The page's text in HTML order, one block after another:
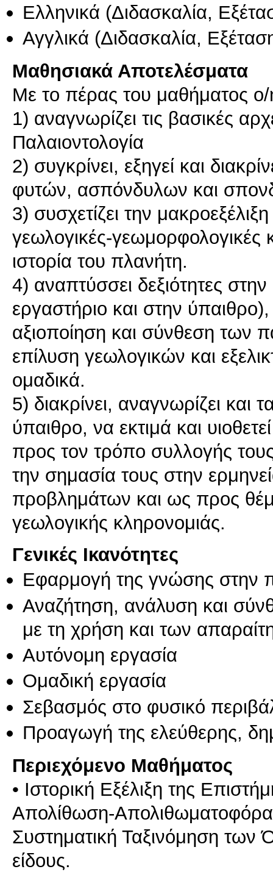
Ελληνικά (Διδασκαλία,
Αγγλικά (Διδασκαλία,
Μαθησιακά Αποτελέσματα
Με το πέρας του μαθήματος ο/
1) αναγνωρίζει τις βασικές
Παλαιοντολογία
2) συγκρίνει, εξηγεί και
φυτών, ασπόνδυλων και
3) συσχετίζει την
γεωλογικές-γεωμορφολογικές
ιστορία του πλανήτη.
4) αναπτύσσει δεξιότητες
εργαστήριο και στην
αξιοποίηση και σύνθεση των
επίλυση γεωλογικών και
ομαδικά.
5) διακρίνει, αναγνωρίζει και
ύπαιθρο, να εκτιμά και
προς τον τρόπο συλλογής
την σημασία τους στην
προβλημάτων και ως προς
γεωλογικής κληρονομιάς.
Γενικές Ικανότητες
Εφαρμογή της γνώσης στην
Αναζήτηση, ανάλυση και
με τη χρήση και των
Αυτόνομη εργασία
Ομαδική εργασία
Σεβασμός στο φυσικό
Προαγωγή της ελεύθερης,
Περιεχόμενο Μαθήματος
• Ιστορική Εξέλιξη της
Απολίθωση-
Συστηματική Ταξινόμηση των
είδους.